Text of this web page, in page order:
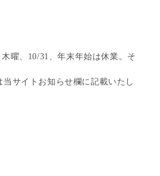
曜、10/31、年末年始は休業。そ
サイトお知らせ欄に記載いたし